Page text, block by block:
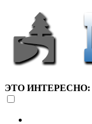
ЭТО ИНТЕРЕСНО: